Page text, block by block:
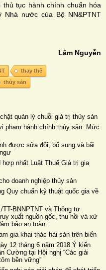
tục hành chính chuẩn hóa
nước của Bộ NN&PTNT
Lâm Nguyễn
thay thế
thủy sản
quản lý chuỗi giá trị thủy sản
phạm hành chính thủy sản: Mức
được sửa đổi, bổ sung và bãi
nhất Luật Thuế Giá trị gia
doanh nghiệp thủy sản
Quy chuẩn kỹ thuật quốc gia về
BNNPTNT và Thông tư
xuất nguồn gốc, thu hồi và xử
bảo an toàn.
gia khai thác hải sản trên biển
12 tháng 6 năm 2018 Ý kiến
Cường tại Hội nghị “Các giải
bền vững”